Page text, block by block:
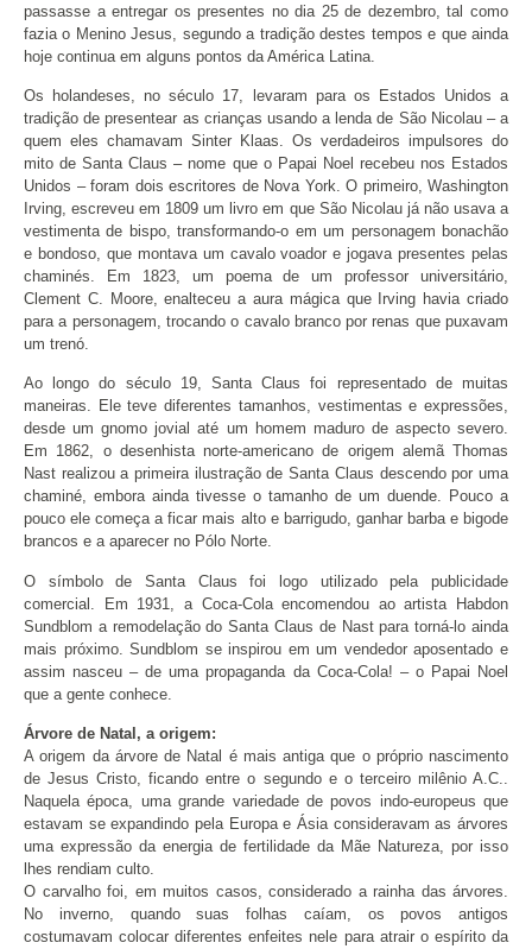
passasse a entregar os presentes no dia 25 de dezembro, tal como
fazia o Menino Jesus, segundo a tradição destes tempos e que ainda
hoje continua em alguns pontos da América Latina.
Os holandeses, no século 17, levaram para os Estados Unidos a
tradição de presentear as crianças usando a lenda de São Nicolau – a
quem eles chamavam Sinter Klaas. Os verdadeiros impulsores do
mito de Santa Claus – nome que o Papai Noel recebeu nos Estados
Unidos – foram dois escritores de Nova York. O primeiro, Washington
Irving, escreveu em 1809 um livro em que São Nicolau já não usava a
vestimenta de bispo, transformando-o em um personagem bonachão
e bondoso, que montava um cavalo voador e jogava presentes pelas
chaminés. Em 1823, um poema de um professor universitário,
Clement C. Moore, enalteceu a aura mágica que Irving havia criado
para a personagem, trocando o cavalo branco por renas que puxavam
um trenó.
Ao longo do século 19, Santa Claus foi representado de muitas
maneiras. Ele teve diferentes tamanhos, vestimentas e expressões,
desde um gnomo jovial até um homem maduro de aspecto severo.
Em 1862, o desenhista norte-americano de origem alemã Thomas
Nast realizou a primeira ilustração de Santa Claus descendo por uma
chaminé, embora ainda tivesse o tamanho de um duende. Pouco a
pouco ele começa a ficar mais alto e barrigudo, ganhar barba e bigode
brancos e a aparecer no Pólo Norte.
O símbolo de Santa Claus foi logo utilizado pela publicidade
comercial. Em 1931, a Coca-Cola encomendou ao artista Habdon
Sundblom a remodelação do Santa Claus de Nast para torná-lo ainda
mais próximo. Sundblom se inspirou em um vendedor aposentado e
assim nasceu – de uma propaganda da Coca-Cola! – o Papai Noel
que a gente conhece.
Árvore de Natal, a origem:
A origem da árvore de Natal é mais antiga que o próprio nascimento
de Jesus Cristo, ficando entre o segundo e o terceiro milênio A.C..
Naquela época, uma grande variedade de povos indo-europeus que
estavam se expandindo pela Europa e Ásia consideravam as árvores
uma expressão da energia de fertilidade da Mãe Natureza, por isso
lhes rendiam culto.
O carvalho foi, em muitos casos, considerado a rainha das árvores.
No inverno, quando suas folhas caíam, os povos antigos
costumavam colocar diferentes enfeites nele para atrair o espírito da